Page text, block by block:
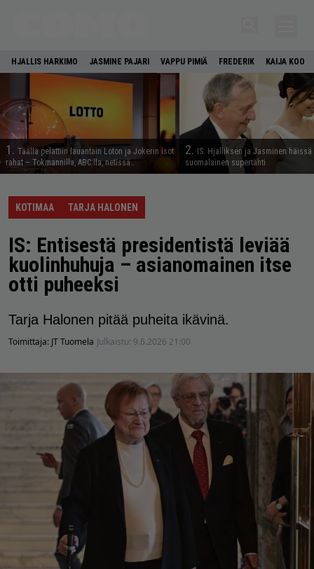
HJALLIS HARKIMO JASMINE PAJARI VAPPU PIMIÄ FREDERIK KAIJA KOO
1. Täällä pelattiin lauantain Loton ja Jokerin isot
rahat – Tokmannilla, ABC:lla, netissä…
2.
IS: Hjalliksen ja Jasminen häissä
suomalainen supertähti
KOTIMAA TARJA HALONEN
IS: Entisestä presidentistä leviää
kuolinhuhuja – asianomainen itse
otti puheeksi
Tarja Halonen pitää puheita ikävinä.
Toimittaja: JT Tuomela Julkaistu: 9.6.2026 21:00